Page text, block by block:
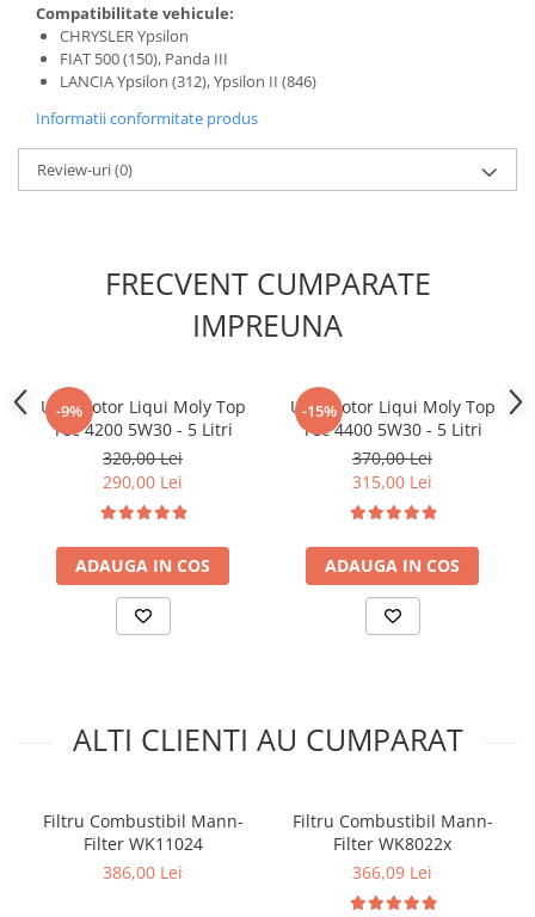
Filtre combustibil
Filtre habitaclu
Filtre uscator
Filtre hidraulice
Filtre epurator
Sistem franare
Placute frana
Senzori uzura placute
Suport etrier
Electrice
Bujii incandescente
Distributie
Kit distributie
Kit lant distributie
Curea distributie
Busoane/inele etansare
Bielete antiruliu
Bielete directie
Cap de bara
Compatibilitate vehicule:
CHRYSLER Ypsilon
FIAT 500 (150), Panda III
LANCIA Ypsilon (312), Ypsilon II (846)
Informatii conformitate produs
Review-uri(0)
FRECVENT CUMPARATE
IMPREUNA
-9%
Ulei motor Liqui Moly Top
Tec 4200 5W30 - 5 Litri
320,00 Lei
290,00 Lei
ADAUGA IN COS
-15%
Ulei motor Liqui Moly Top
Tec 4400 5W30 - 5 Litri
370,00 Lei
315,00 Lei
ADAUGA IN COS
ALTI CLIENTI AU CUMPARAT
Filtru Combustibil Mann-
Filter WK11024
386,00 Lei
Filtru Combustibil Mann-
Filter WK8022x
366,09 Lei